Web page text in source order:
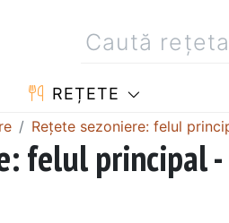
REȚETE
Rețete sezoniere: felul
felul principal